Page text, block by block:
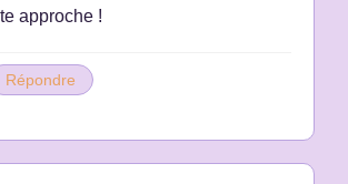
approche !
Répondre